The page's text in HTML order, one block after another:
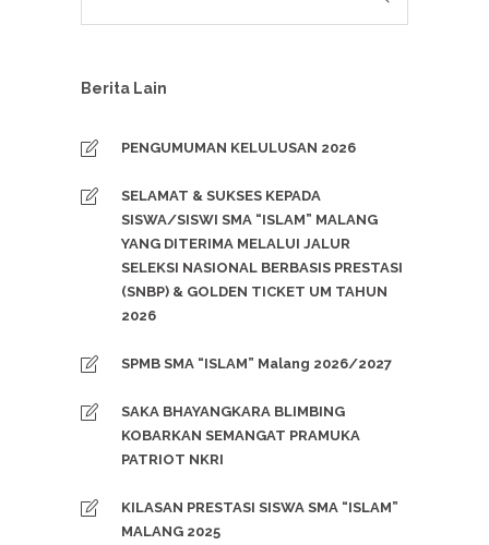
Berita Lain
PENGUMUMAN KELULUSAN 2026
SELAMAT & SUKSES KEPADA
SISWA/SISWI SMA “ISLAM” MALANG
YANG DITERIMA MELALUI JALUR
SELEKSI NASIONAL BERBASIS PRESTASI
(SNBP) & GOLDEN TICKET UM TAHUN
2026
SPMB SMA “ISLAM” Malang 2026/2027
SAKA BHAYANGKARA BLIMBING
KOBARKAN SEMANGAT PRAMUKA
PATRIOT NKRI
KILASAN PRESTASI SISWA SMA “ISLAM”
MALANG 2025